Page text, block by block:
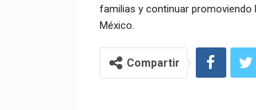
familias y continuar promoviendo
México.
Compartir